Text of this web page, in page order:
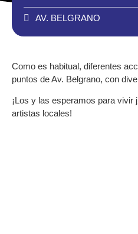
AV. BELGRANO
Como es habitual, diferentes
puntos de Av. Belgrano, con
¡Los y las esperamos para vivir
artistas locales!